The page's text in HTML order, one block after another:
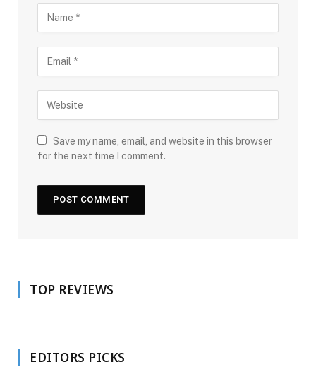
Save my name, email, and website in this browser
for the next time I comment.
TOP REVIEWS
EDITORS PICKS